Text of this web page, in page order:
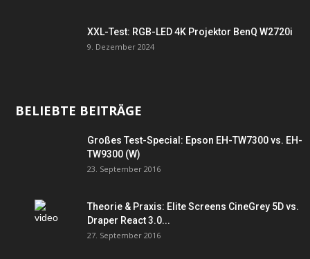
XXL-Test: RGB-LED 4K Projektor BenQ W2720i
9. Dezember 2024
BELIEBTE BEITRÄGE
Großes Test-Special: Epson EH-TW7300 vs. EH-
TW9300 (W)
23. September 2016
Theorie & Praxis: Elite Screens CineGrey 5D vs.
Draper React 3.0...
27. September 2016